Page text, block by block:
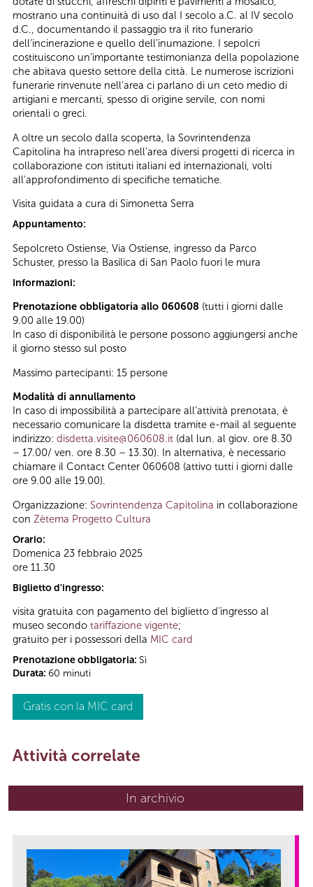
mostrano una continuità di uso dal I secolo a.C. al IV secolo
d.C., documentando il passaggio tra il rito funerario
dell’incinerazione e quello dell’inumazione. I sepolcri
costituiscono un’importante testimonianza della popolazione
che abitava questo settore della città. Le numerose iscrizioni
funerarie rinvenute nell’area ci parlano di un ceto medio di
artigiani e mercanti, spesso di origine servile, con nomi
orientali o greci.
A oltre un secolo dalla scoperta, la Sovrintendenza
Capitolina ha intrapreso nell'area diversi progetti di ricerca in
collaborazione con istituti italiani ed internazionali, volti
all'approfondimento di specifiche tematiche.
Visita guidata a cura di Simonetta Serra
Appuntamento:
Sepolcreto Ostiense, Via Ostiense, ingresso da Parco
Schuster, presso la Basilica di San Paolo fuori le mura
Informazioni:
Prenotazione obbligatoria allo 060608 (tutti i giorni dalle
9.00 alle 19.00)
In caso di disponibilità le persone possono aggiungersi anche
il giorno stesso sul posto
Massimo partecipanti: 15 persone
Modalità di annullamento
In caso di impossibilità a partecipare all’attività prenotata, è
necessario comunicare la disdetta tramite e-mail al seguente
indirizzo: disdetta.visite@060608.it (dal lun. al giov. ore 8.30
– 17.00/ ven. ore 8.30 – 13.30). In alternativa, è necessario
chiamare il Contact Center 060608 (attivo tutti i giorni dalle
ore 9.00 alle 19.00).
Organizzazione: Sovrintendenza Capitolina in collaborazione
con Zètema Progetto Cultura
Orario:
Domenica 23 febbraio 2025
ore 11.30
Biglietto d'ingresso:
visita gratuita con pagamento del biglietto d’ingresso al
museo secondo tariffazione vigente;
gratuito per i possessori della MIC card
Prenotazione obbligatoria: Sì
Durata: 60 minuti
Gratis con la MIC card
Attività correlate
In archivio